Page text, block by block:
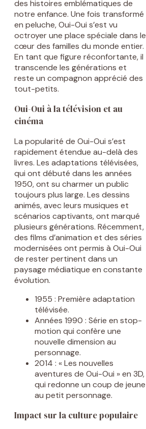
des histoires emblématiques de
notre enfance. Une fois transformé
en peluche, Oui-Oui s’est vu
octroyer une place spéciale dans le
cœur des familles du monde entier.
En tant que figure réconfortante, il
transcende les générations et
reste un compagnon apprécié des
tout-petits.
Oui-Oui à la télévision et au
cinéma
La popularité de Oui-Oui s’est
rapidement étendue au-delà des
livres. Les adaptations télévisées,
qui ont débuté dans les années
1950, ont su charmer un public
toujours plus large. Les dessins
animés, avec leurs musiques et
scénarios captivants, ont marqué
plusieurs générations. Récemment,
des films d’animation et des séries
modernisées ont permis à Oui-Oui
de rester pertinent dans un
paysage médiatique en constante
évolution.
1955 : Première adaptation
télévisée.
Années 1990 : Série en stop-
motion qui confère une
nouvelle dimension au
personnage.
2014 : « Les nouvelles
aventures de Oui-Oui » en 3D,
qui redonne un coup de jeune
au petit personnage.
Impact sur la culture populaire